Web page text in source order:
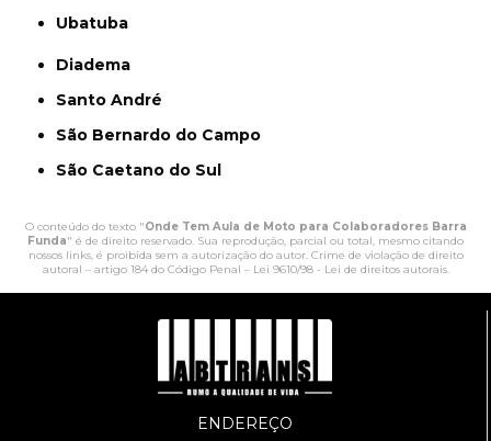
Ubatuba
Diadema
Santo André
São Bernardo do Campo
São Caetano do Sul
O conteúdo do texto "Onde Tem Aula de Moto para Colaboradores Barra
Funda" é de direito reservado. Sua reprodução, parcial ou total, mesmo citando
nossos links, é proibida sem a autorização do autor. Crime de violação de direito
autoral – artigo 184 do Código Penal – Lei 9610/98 - Lei de direitos autorais.
ENDEREÇO